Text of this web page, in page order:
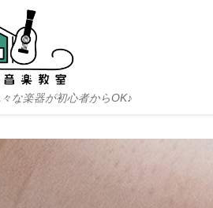
な楽器が初心者からOK♪